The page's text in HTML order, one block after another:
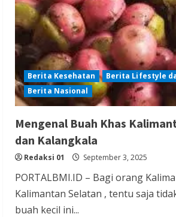
Berita Kesehatan
Berita Lifestyle
Berita Nasional
Mengenal Buah Khas
dan Kalangkala
Redaksi 01 September 3, 2025
PORTALBMI.ID – Bagi orang
Kalimantan Selatan , tentu saja
buah kecil ini...